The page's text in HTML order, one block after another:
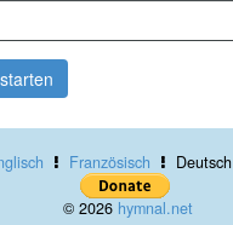
Französisch Deutsch
© 2026 hymnal.net